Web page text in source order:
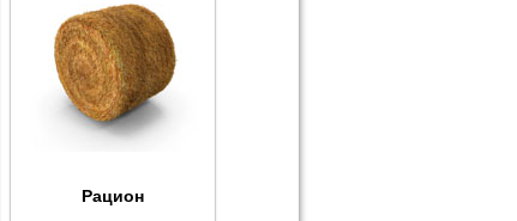
Рацион